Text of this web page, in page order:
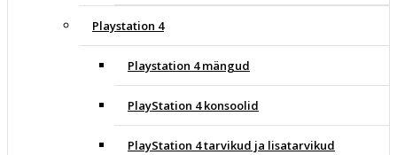
Playstation 4
Playstation 4 mängud
PlayStation 4 konsoolid
PlayStation 4 tarvikud ja lisatarvikud